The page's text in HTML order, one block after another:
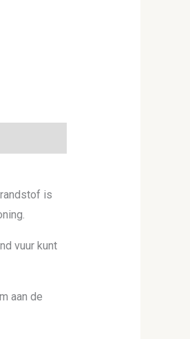
is
vuur kunt
aan de